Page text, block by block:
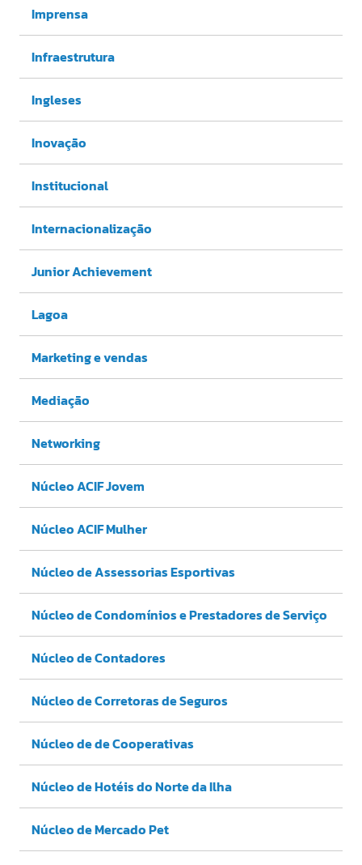
Imprensa
Infraestrutura
Ingleses
Inovação
Institucional
Internacionalização
Junior Achievement
Lagoa
Marketing e vendas
Mediação
Networking
Núcleo ACIF Jovem
Núcleo ACIF Mulher
Núcleo de Assessorias Esportivas
Núcleo de Condomínios e Prestadores de Serviço
Núcleo de Contadores
Núcleo de Corretoras de Seguros
Núcleo de de Cooperativas
Núcleo de Hotéis do Norte da Ilha
Núcleo de Mercado Pet